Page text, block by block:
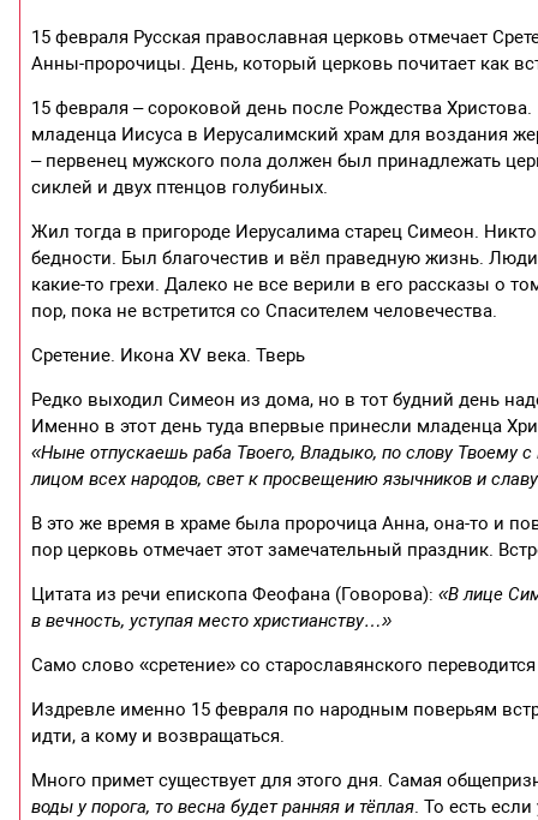
15 февраля Русская православная церковь отмечает
Анны-пророчицы. День, который церковь почитает как
15 февраля – сороковой день после Рождества
младенца Иисуса в Иерусалимский храм для воздания
– первенец мужского пола должен был принадлежать
сиклей и двух птенцов голубиных.
Жил тогда в пригороде Иерусалима старец Симеон.
бедности. Был благочестив и вёл праведную жизнь.
какие-то грехи. Далеко не все верили в его рассказы о
пор, пока не встретится со Спасителем человечества.
Сретение. Икона XV века. Тверь
Редко выходил Симеон из дома, но в тот будний день
Именно в этот день туда впервые принесли младенца
«Ныне отпускаешь раба Твоего, Владыко, по слову Твоему
лицом всех народов, свет к просвещению язычников и
В это же время в храме была пророчица Анна, она-то и
пор церковь отмечает этот замечательный праздник.
Цитата из речи епископа Феофана (Говорова):«В лице
в вечность, уступая место христианству…»
Само слово «сретение» со старославянского
Издревле именно 15 февраля по народным поверьям
идти, а кому и возвращаться.
Много примет существует для этого дня. Самая
воды у порога, то весна будет ранняя и тёплая. То есть